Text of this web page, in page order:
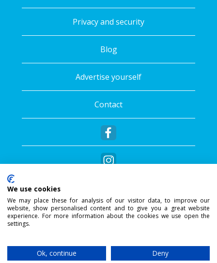
Privacy and security
Blog
Advertise yourself
Contact
Copyright © 2026 - Sportalis®. All rights
SSL Secure Connection
We use cookies
We may place these for analysis of our visitor data, to improve our
website, show personalised content and to give you a great website
experience. For more information about the cookies we use open the
settings.
Ok, continue Deny